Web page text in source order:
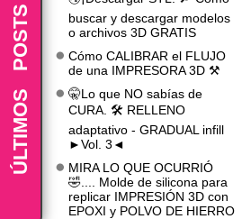
buscar y descargar modelos
o archivos 3D GRATIS
Cómo CALIBRAR el FLUJO
de una IMPRESORA 3D ⚒️
🤫Lo que NO sabías de
CURA. 🛠️ RELLENO
adaptativo - GRADUAL infill
►Vol. 3◄
MIRA LO QUE OCURRIÓ
🤣.... Molde de silicona para
replicar IMPRESIÓN 3D con
EPOXI y POLVO DE HIERRO
ÚLTIMOS
POSTS